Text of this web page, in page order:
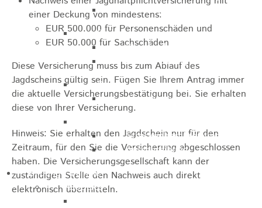
Ausschreibung Marathon
Enduro
Streckenbeschreibung
Ausschreibung
Pumptrack
Ausschreibung
Streckenbeschreibung
Ausschreibung
Bildung / Familie
Soziales
einer Deckung von mindestens:
EUR 500.000 für Personenschäden und
EUR 50.000 für Sachschäden
Diese Versicherung muss bis zum Ablauf des
Jagdscheins gültig sein. Fügen Sie Ihrem Antrag immer
die aktuelle Versicherungsbestätigung bei. Sie erhalten
diese von Ihrer Versicherung.
Hinweis: Sie erhalten den Jagdschein nur für den
Zeitraum, für den Sie die Versicherung abgeschlossen
haben. Die Versicherungsgesellschaft kann der
zuständigen Stelle den Nachweis auch direkt
elektronisch übermitteln.